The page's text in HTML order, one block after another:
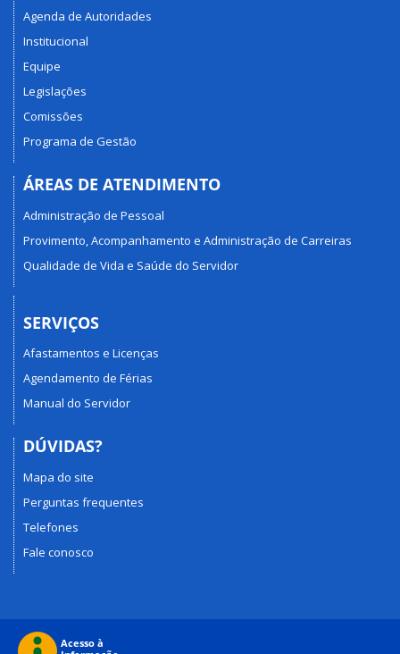
Agenda de Autoridades
Institucional
Equipe
Legislações
Comissões
Programa de Gestão
ÁREAS DE ATENDIMENTO
Administração de Pessoal
Provimento, Acompanhamento e Administração de Carreiras
Qualidade de Vida e Saúde do Servidor
SERVIÇOS
Afastamentos e Licenças
Agendamento de Férias
Manual do Servidor
DÚVIDAS?
Mapa do site
Perguntas frequentes
Telefones
Fale conosco